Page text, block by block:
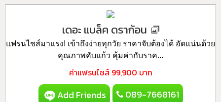
เดอะ แบล็ค ดราก้อน
แฟรนไชส์มาแรง! เข้าถึงง่ายทุกวัย ราคาจับต้องได้ อัดแน่นด้วย
คุณภาพคับแก้ว คุ้มค่ากับราค...
ค่าแฟรนไชส์ 99,900 บาท
Add Friends 089-7668161